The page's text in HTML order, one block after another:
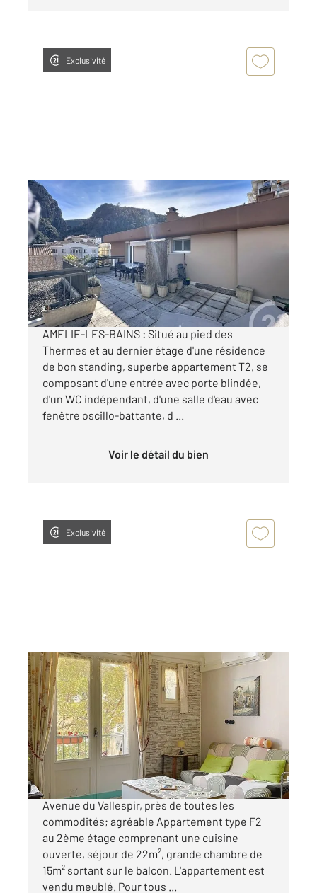
Exclusivité
AMELIE LES BAINS PALALDA 66
46,22 m2, 2 pièces
Ref : 10369
Appartement F2 à vendre
148 000 €
Visiter le site dédié
AMELIE-LES-BAINS : Situé au pied des
Thermes et au dernier étage d'une résidence
de bon standing, superbe appartement T2, se
composant d'une entrée avec porte blindée,
d'un WC indépendant, d'une salle d'eau avec
fenêtre oscillo-battante, d ...
Voir le détail du bien
Exclusivité
AMELIE LES BAINS PALALDA 66
45 m2, 2 pièces
Ref : 10667
Appartement F2 à vendre
81 000 €
AMELIE-LES-BAINS (66110) : Centre-ville,
Avenue du Vallespir, près de toutes les
commodités; agréable Appartement type F2
au 2ème étage comprenant une cuisine
ouverte, séjour de 22m², grande chambre de
15m² sortant sur le balcon. L'appartement est
vendu meublé. Pour tous ...